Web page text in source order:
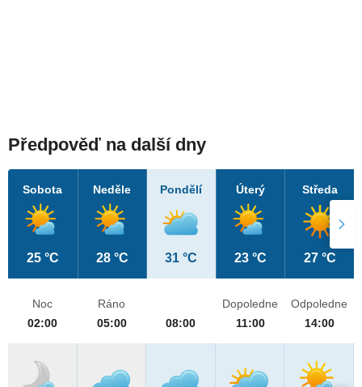
Předpověď na další dny
Sobota
25 °C
Neděle
28 °C
Pondělí
31 °C
Úterý
23 °C
Středa
27 °C
Noc
02:00
Ráno
05:00
08:00
Dopoledne
11:00
Odpoledne
14:00